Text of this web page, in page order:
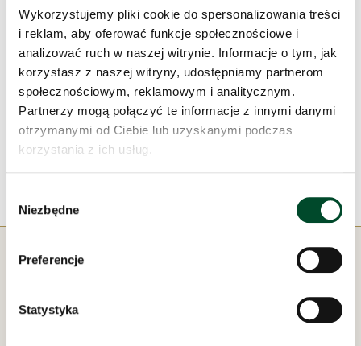
Wykorzystujemy pliki cookie do spersonalizowania treści
i reklam, aby oferować funkcje społecznościowe i
analizować ruch w naszej witrynie. Informacje o tym, jak
korzystasz z naszej witryny, udostępniamy partnerom
społecznościowym, reklamowym i analitycznym.
Partnerzy mogą połączyć te informacje z innymi danymi
otrzymanymi od Ciebie lub uzyskanymi podczas
korzystania z ich usług.
zgody
Niezbędne
Preferencje
Statystyka
zachwyca doskonale zachowanym wystrojem wnętrza.
Podczas spaceru pani przewodniczka przybliżyła
uczestnikom historię budynku i okoliczności jego
powstania, a także opowiedziała o różnych elementach
wyposażenia. A ponieważ obecnie jest to siedziba
Pedagogicznej Biblioteki Wojewódzkiej, tę żywą lekcję
historii zakończyło buszowanie w przygotowanych dla
seniorów książkach.